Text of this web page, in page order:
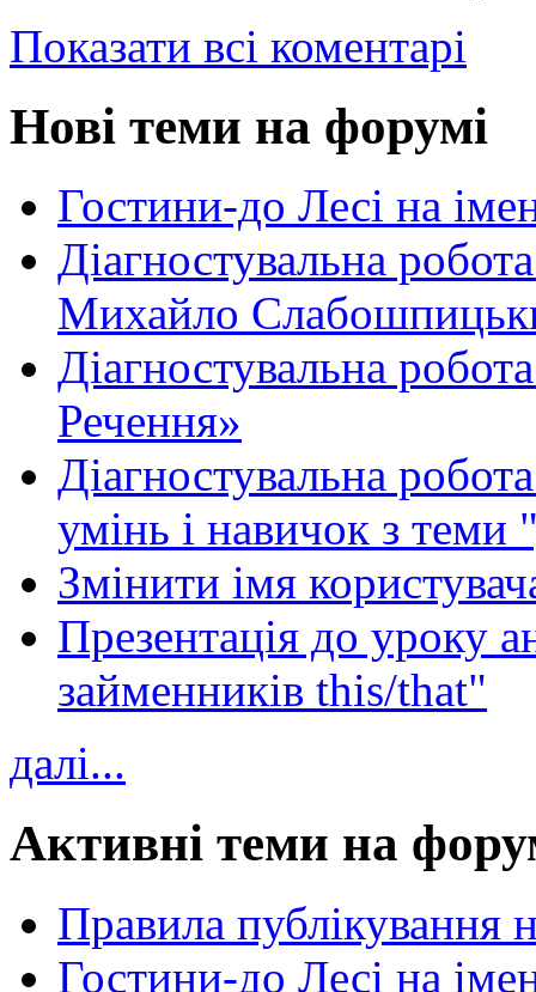
Показати всі коментарі
Нові теми на форумі
Гостини-до Лесі на
Діагностувальна
Михайло
Діагностувальна
Речення»
Діагностувальна
умінь і навичок з теми
Змінити імя
Презентація до уроку
займенників this/that"
далі...
Активні теми на
Правила публікування
Гостини-до Лесі на